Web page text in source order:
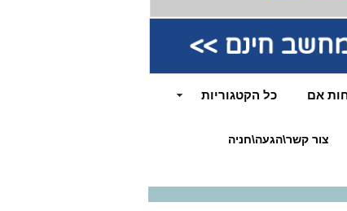
אם כל הקטגוריות
צור קשר\הגעה\חניה
מחשב חינם >>